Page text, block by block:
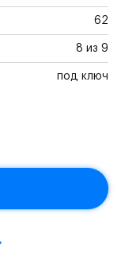
62
8 из 9
под ключ